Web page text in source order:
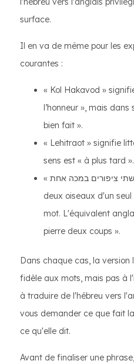
surface.
Il en va de même pour les
courantes :
« Kol Hakavod »
l’honneur », mais
bien fait ».
« Lehitraot » signifie
sens est « à plus tard ».
« לתפוס שתי ציפורים במכה אחת » devient « attraper
deux oiseaux d'un
mot. L'équivalent
pierre deux coups ».
Dans chaque cas, la
fidèle aux mots, mais pas à
à traduire de l'hébreu vers
vous demander ce que fait
ce qu'elle dit.
Avant de finaliser une